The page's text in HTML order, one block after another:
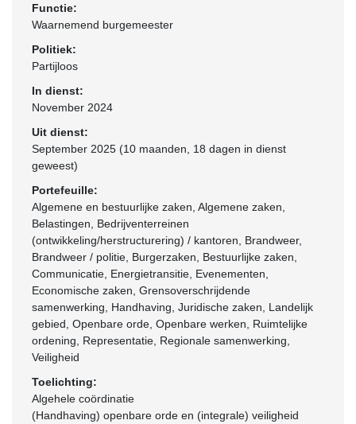
Functie:
Waarnemend burgemeester
Politiek:
Partijloos
In dienst:
November 2024
Uit dienst:
September 2025 (10 maanden, 18 dagen in dienst
geweest)
Portefeuille:
Algemene en bestuurlijke zaken, Algemene zaken,
Belastingen, Bedrijventerreinen
(ontwikkeling/herstructurering) / kantoren, Brandweer,
Brandweer / politie, Burgerzaken, Bestuurlijke zaken,
Communicatie, Energietransitie, Evenementen,
Economische zaken, Grensoverschrijdende
samenwerking, Handhaving, Juridische zaken, Landelijk
gebied, Openbare orde, Openbare werken, Ruimtelijke
ordening, Representatie, Regionale samenwerking,
Veiligheid
Toelichting:
Algehele coördinatie
(Handhaving) openbare orde en (integrale) veiligheid